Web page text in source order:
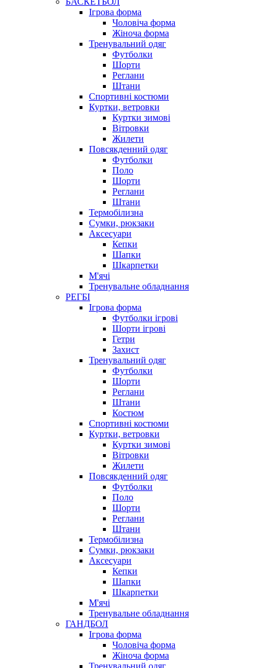
Ігрова форма
Чоловіча форма
Жіноча форма
Тренувальний одяг
Футболки
Шорти
Реглани
Штани
Спортивні костюми
Куртки, ветровки
Куртки зимові
Вітровки
Жилети
Повсякденний одяг
Футболки
Поло
Шорти
Реглани
Штани
Термобілизна
Сумки, рюкзаки
Аксесуари
Кепки
Шапки
Шкарпетки
М'ячі
Тренувальне обладнання
РЕГБІ
Ігрова форма
Футболки ігрові
Шорти ігрові
Гетри
Захист
Тренувальний одяг
Футболки
Шорти
Реглани
Штани
Костюм
Спортивні костюми
Куртки, ветровки
Куртки зимові
Вітровки
Жилети
Повсякденний одяг
Футболки
Поло
Шорти
Реглани
Штани
Термобілизна
Сумки, рюкзаки
Аксесуари
Кепки
Шапки
Шкарпетки
М'ячі
Тренувальне обладнання
ГАНДБОЛ
Ігрова форма
Чоловіча форма
Жіноча форма
Тренувальний одяг